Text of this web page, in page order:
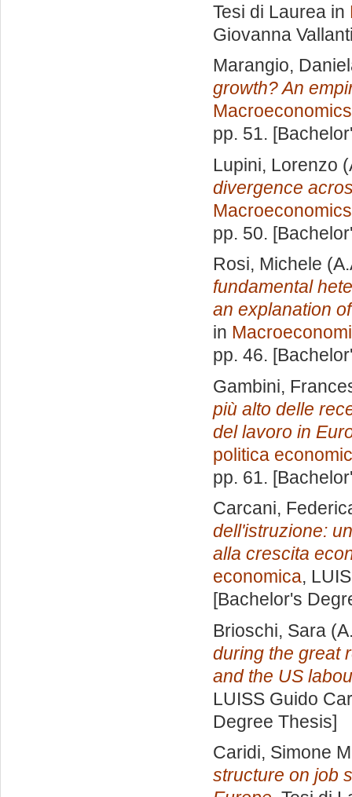
Tesi di Laurea in
Giovanna
Marangio,
growth? An
Macroeconomics
pp. 51.
Lupini, Lorenzo
divergence
Macroeconomics
pp. 50.
Rosi, Michele
fundamental
an explanation
in
pp. 46.
Gambini,
più alto delle
del lavoro in
politica
pp. 61.
Carcani,
dell'istruzione:
alla crescita
economica,
[Bachelor's
Brioschi, Sara
during the great
and the US
LUISS Guido
Degree Thesis]
Caridi, Simone
structure on job